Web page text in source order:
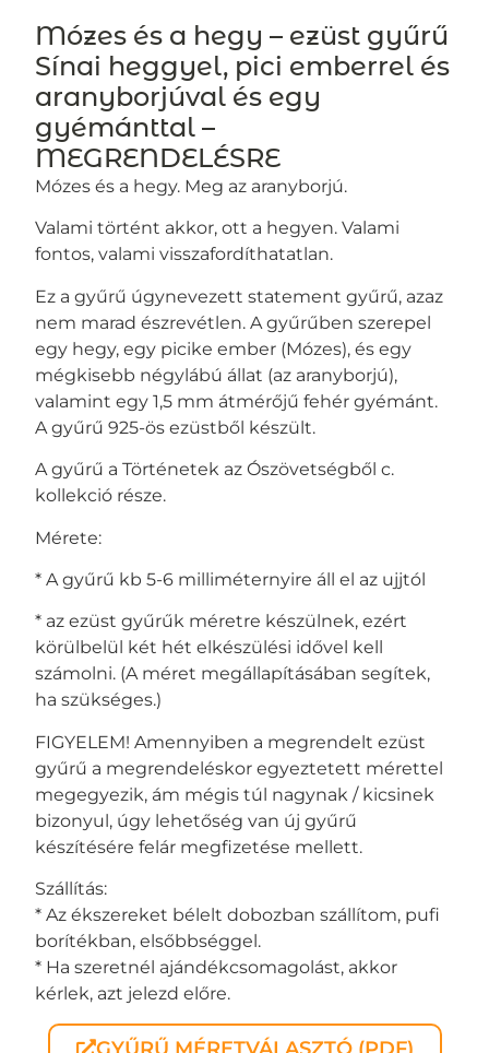
Mózes és a hegy – ezüst gyűrű
Sínai heggyel, pici emberrel és
aranyborjúval és egy
gyémánttal –
MEGRENDELÉSRE
Mózes és a hegy. Meg az aranyborjú.
Valami történt akkor, ott a hegyen. Valami
fontos, valami visszafordíthatatlan.
Ez a gyűrű úgynevezett statement gyűrű, azaz
nem marad észrevétlen. A gyűrűben szerepel
egy hegy, egy picike ember (Mózes), és egy
mégkisebb négylábú állat (az aranyborjú),
valamint egy 1,5 mm átmérőjű fehér gyémánt.
A gyűrű 925-ös ezüstből készült.
A gyűrű a Történetek az Ószövetségből c.
kollekció része.
Mérete:
* A gyűrű kb 5-6 milliméternyire áll el az ujjtól
* az ezüst gyűrűk méretre készülnek, ezért
körülbelül két hét elkészülési idővel kell
számolni. (A méret megállapításában segítek,
ha szükséges.)
FIGYELEM! Amennyiben a megrendelt ezüst
gyűrű a megrendeléskor egyeztetett mérettel
megegyezik, ám mégis túl nagynak / kicsinek
bizonyul, úgy lehetőség van új gyűrű
készítésére felár megfizetése mellett.
Szállítás:
* Az ékszereket bélelt dobozban szállítom, pufi
borítékban, elsőbbséggel.
* Ha szeretnél ajándékcsomagolást, akkor
kérlek, azt jelezd előre.
GYŰRŰ MÉRETVÁLASZTÓ (PDF)